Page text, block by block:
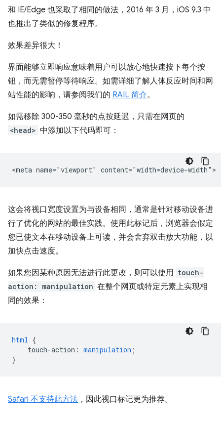
和 IE/Edge 也采取了相同的做法，2016 年 3 月，iOS 9.3 中
也推出了类似的修复程序。
效果差异很大！
界面能够立即响应意味着用户可以放心地快速按下每个按
钮，而无需暂停等待响应。如需详细了解人体反应时间和网
站性能的影响，请参阅我们的 RAIL 简介。
如需移除 300-350 毫秒的点按延迟，只需在网页的
<head> 中添加以下代码即可：
这会将视口宽度设置为与设备相同，通常是针对移动设备进
行了优化的网站的最佳实践。使用此标记后，浏览器会假定
您已使文本在移动设备上可读，并会舍弃双击放大功能，以
加快点击速度。
如果您因某种原因无法进行此更改，则可以使用 touch-
action: manipulation 在整个网页或特定元素上实现相
同的效果：
html {
touch-action : manipulation ;
}
Safari 不支持此方法 ，因此视口标记更为推荐。